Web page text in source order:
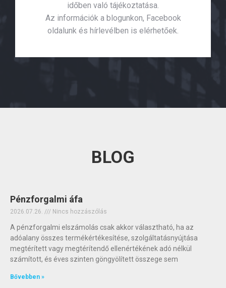
időben való tájékoztatása.
Az információk a blogunkon, Facebook
oldalunk és hírlevélben is elérhetőek.
BLOG
Pénzforgalmi áfa
2026.07.26. Nincs hozzászólás
A pénzforgalmi elszámolás csak akkor választható, ha az
adóalany összes termékértékesítése, szolgáltatásnyújtása
megtérített vagy megtérítendő ellenértékének adó nélkül
számított, és éves szinten göngyölített összege sem
Bővebben »